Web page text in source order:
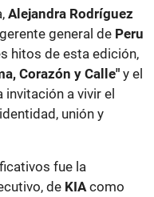
Alejandra Rodríguez
general de Peru
hitos de esta edición,
Corazón y Calle" y el
invitación a vivir el
unión y
fue la
de KIA como